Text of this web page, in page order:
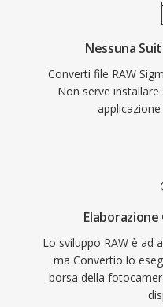
Nessuna
Converti file RAW
Non serve
Lo sviluppo RAW è ad
ma Convertio lo
borsa della